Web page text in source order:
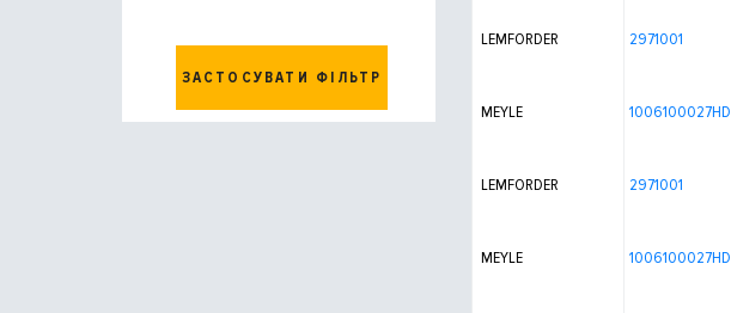
ЗАСТОСУВАТИ ФІЛЬТР
LEMFORDER 2971001
MEYLE 1006100027HD
LEMFORDER 2971001
MEYLE 1006100027HD